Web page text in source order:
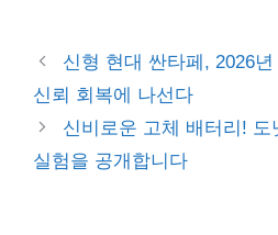
신형 현대 싼타페, 2026
신뢰 회복에 나선다
신비로운 고체 배터리! 도
실험을 공개합니다